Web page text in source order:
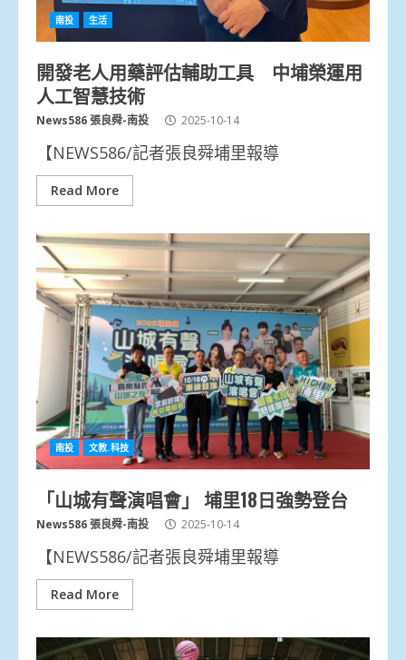
南投 生活
開發老人用藥評估輔助工具 中埔榮運用
人工智慧技術
News586 張良舜-南投 2025-10-14
【NEWS586/記者張良舜埔里報導
Read More
南投 文教.科技
「山城有聲演唱會」 埔里18日強勢登台
News586 張良舜-南投 2025-10-14
【NEWS586/記者張良舜埔里報導
Read More